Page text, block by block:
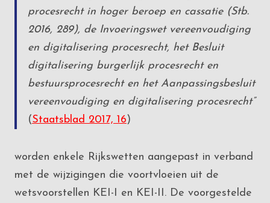
procesrecht in hoger beroep en cassatie (Stb.
2016, 289), de Invoeringswet vereenvoudiging
en digitalisering procesrecht, het Besluit
digitalisering burgerlijk procesrecht en
bestuursprocesrecht en het Aanpassingsbesluit
vereenvoudiging en digitalisering procesrecht”
(Staatsblad 2017, 16)
worden enkele Rijkswetten aangepast in verband
met de wijzigingen die voortvloeien uit de
wetsvoorstellen KEI-I en KEI-II. De voorgestelde